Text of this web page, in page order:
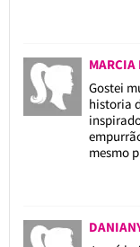
MARCIA
Gostei
historia
mesmo